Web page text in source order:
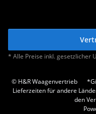
* Alle Preise inkl. gesetzlicher
© H&R Waagenvertrieb
Lieferzeiten für andere
den